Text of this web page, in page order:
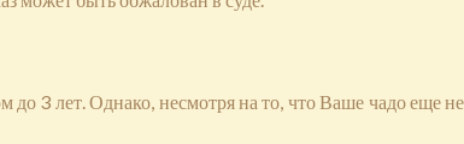
до 3 лет. Однако, несмотря на то, что Ваше чадо